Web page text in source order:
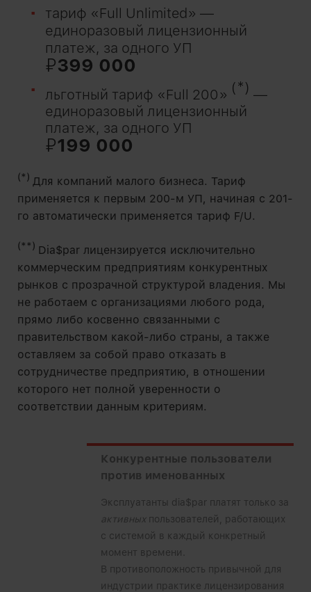
тариф «Full Unlimited» —
единоразовый лицензионный
платеж, за одного УП
₽399 000
льготный тариф «Full 200» (*) —
единоразовый лицензионный
платеж, за одного УП
₽199 000
(*) Для компаний малого бизнеса. Тариф
применяется к первым 200-м УП, начиная с 201-
го автоматически применяется тариф F/U.
(**) Dia$par лицензируется исключительно
коммерческим предприятиям конкурентных
рынков с прозрачной структурой владения. Мы
не работаем с организациями любого рода,
прямо либо косвенно связанными с
правительством какой-либо страны, а также
оставляем за собой право отказать в
сотрудничестве предприятию, в отношении
которого нет полной уверенности о
соответствии данным критериям.
Конкурентные пользователи
против именованных
Эксплуатанты dia$par платят только за
активныхпользователей, работающих
с системой в каждый конкретный
момент времени.
В противоположность привычной для
индустрии практике лицензирования